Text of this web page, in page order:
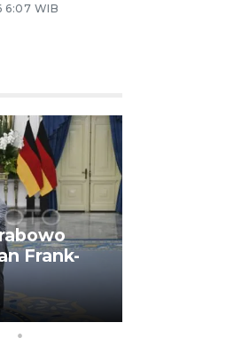
6:07 WIB
Frank-